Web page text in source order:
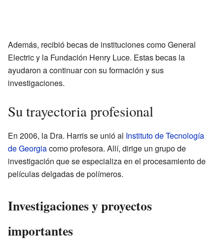
Además, recibió becas de instituciones como General
Electric y la Fundación Henry Luce. Estas becas la
ayudaron a continuar con su formación y sus
investigaciones.
Su trayectoria profesional
En 2006, la Dra. Harris se unió al Instituto de Tecnología
de Georgiacomo profesora. Allí, dirige un grupo de
investigación que se especializa en el procesamiento de
películas delgadas de polímeros.
Investigaciones y proyectos
importantes